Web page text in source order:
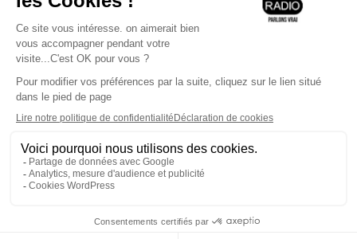
L'application Iphone / Android
Téléchargez l'application
Les cookies
Gestion des cookies
Crédit photos : ©Sud Radio / Pierre Olivier